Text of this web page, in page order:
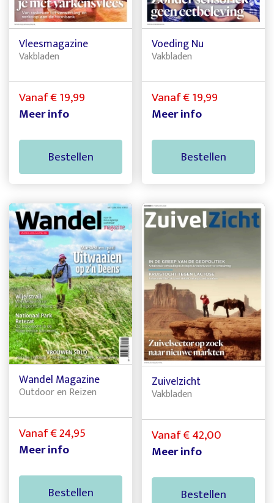
Vleesmagazine
Vakbladen
Vanaf € 19,99
Meer info
Bestellen
Voeding Nu
Vakbladen
Vanaf € 19,99
Meer info
Bestellen
Wandel Magazine
Outdoor en Reizen
Vanaf € 24,95
Meer info
Bestellen
Zuivelzicht
Vakbladen
Vanaf € 42,00
Meer info
Bestellen